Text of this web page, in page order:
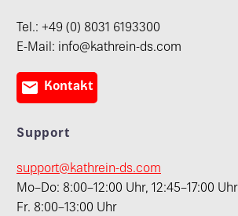
Tel.: +49 (0) 8031 6193300
E-Mail: info@kathrein-ds.com
 Kontakt
Support
support@kathrein-ds.com
Mo–Do: 8:00–12:00 Uhr, 12:45–17:00 Uhr
Fr. 8:00–13:00 Uhr